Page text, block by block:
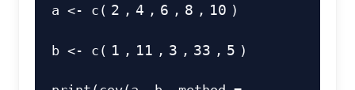
a <- c ( 2 , 4 , 6 , 8 , 10 )
b <- c ( 1 , 11 , 3 , 33 , 5 )